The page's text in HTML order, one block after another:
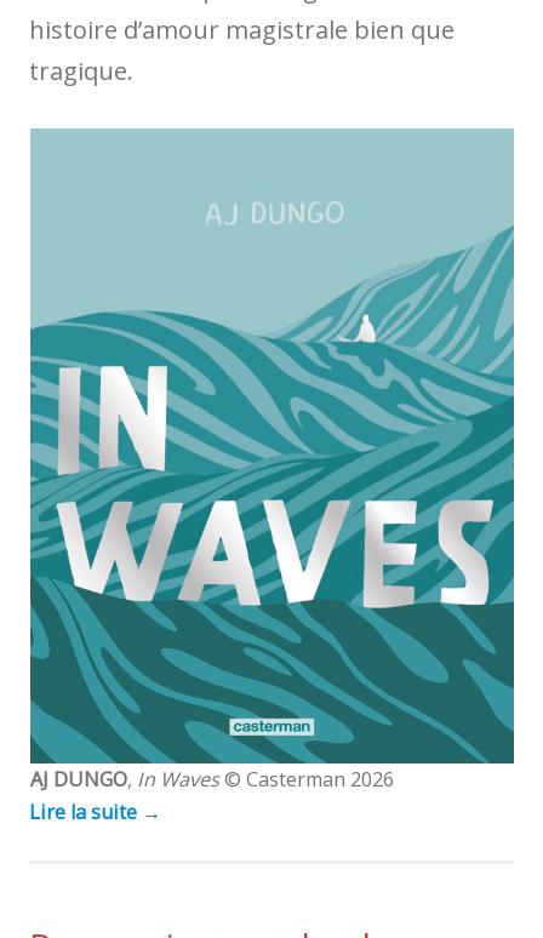
histoire d’amour magistrale bien que
tragique.
AJ DUNGO, In Waves© Casterman 2026
Lire la suite →